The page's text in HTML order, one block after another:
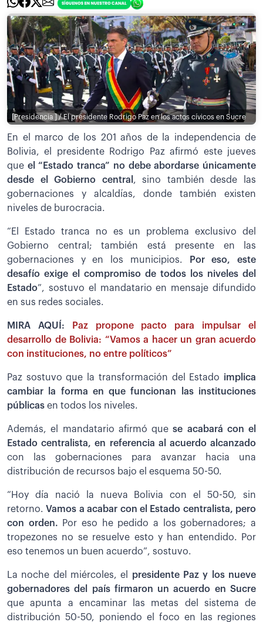
[Presidencia ] / El presidente Rodrigo Paz en los actos cívicos en Sucre
En el marco de los 201 años de la independencia de
Bolivia, el presidente Rodrigo Paz afirmó este jueves
que el “Estado tranca” no debe abordarse únicamente
desde el Gobierno central , sino también desde las
gobernaciones y alcaldías, donde también existen
niveles de burocracia.
“El Estado tranca no es un problema exclusivo del
Gobierno central; también está presente en las
gobernaciones y en los municipios.
Por eso, este
desafío exige el compromiso de todos los niveles del
Estado”, sostuvo el mandatario en mensaje difundido
en sus redes sociales.
MIRA AQUÍ:
Paz propone pacto para impulsar el
desarrollo de Bolivia: “Vamos a hacer un gran acuerdo
con instituciones, no entre políticos”
Paz sostuvo que la transformación del Estado implica
cambiar la forma en que funcionan las instituciones
públicas en todos los niveles.
Además, el mandatario afirmó quese acabará con el
Estado centralista, en referencia al acuerdo alcanzado
con las gobernaciones para avanzar hacia una
distribución de recursos bajo el esquema 50-50.
“Hoy día nació la nueva Bolivia con el 50-50, sin
retorno.Vamos a acabar con el Estado centralista, pero
con orden. Por eso he pedido a los gobernadores; a
tropezones no se resuelve esto y han entendido. Por
eso tenemos un buen acuerdo”, sostuvo.
La noche del miércoles, el presidente Paz y los nueve
gobernadores del país firmaron un acuerdo en Sucre
que apunta a encaminar las metas del sistema de
distribución 50-50, poniendo el foco en las regiones